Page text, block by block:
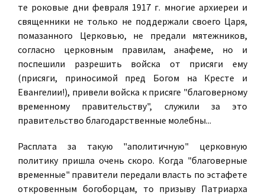
те роковые дни февраля 1917 г. многие архиереи и
священники не только не поддержали своего Царя,
помазанного Церковью, не предали мятежников,
согласно церковным правилам, анафеме, но и
поспешили разрешить войска от присяги ему
(присяги, приносимой пред Богом на Кресте и
Евангелии!), привели войска к присяге "благоверному
временному правительству", служили за это
правительство благодарственные молебны...
Расплата за такую "аполитичную" церковную
политику пришла очень скоро. Когда "благоверные
временные" правители передали власть по эстафете
откровенным богоборцам, то призыву Патриарха